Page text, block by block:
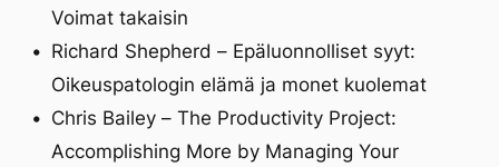
Voimat takaisin
Richard Shepherd – Epäluonnolliset syyt:
Oikeuspatologin elämä ja monet kuolemat
Chris Bailey – The Productivity Project:
Accomplishing More by Managing Your